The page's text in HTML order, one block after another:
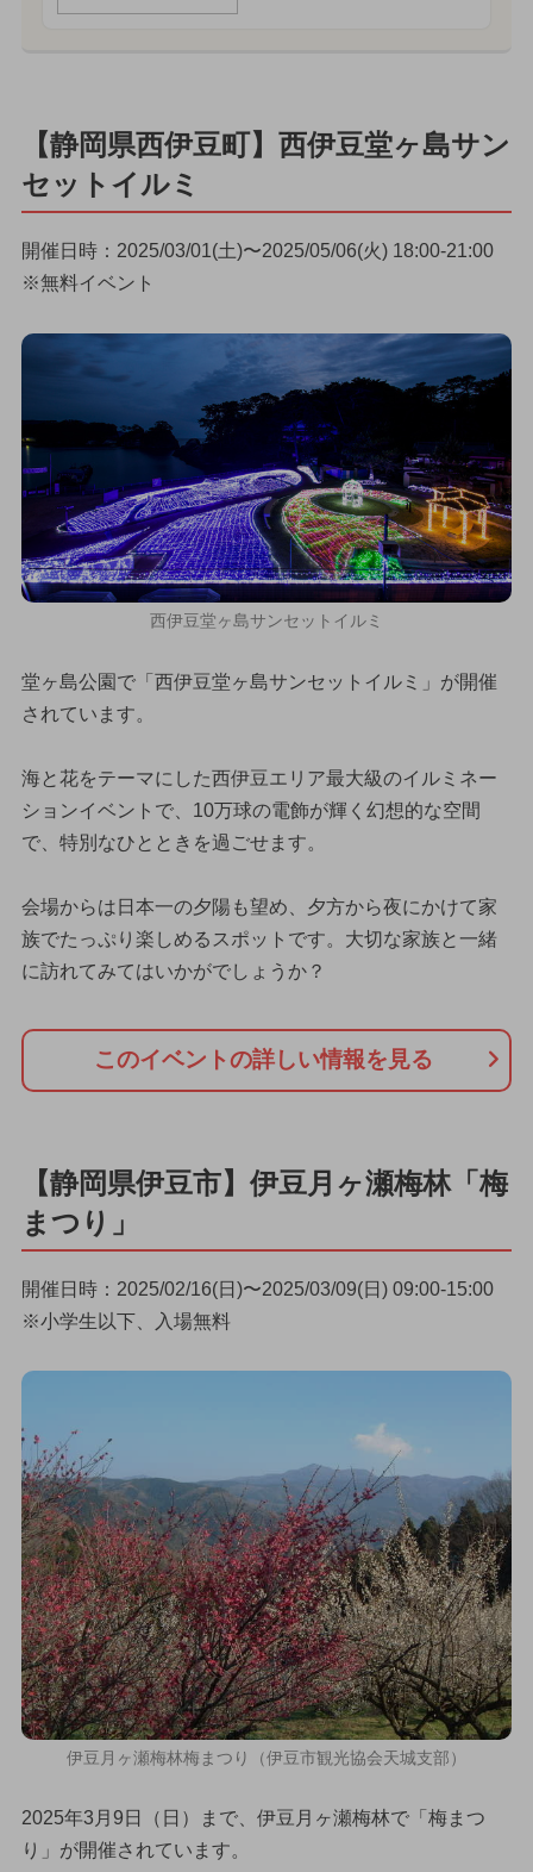
【静岡県西伊豆町】西伊豆堂ヶ島サン
セットイルミ
開催日時：2025/03/01(土)〜2025/05/06(火) 18:00-21:00
※無料イベント
西伊豆堂ヶ島サンセットイルミ
堂ヶ島公園で「西伊豆堂ヶ島サンセットイルミ」が開催
されています。
海と花をテーマにした西伊豆エリア最大級のイルミネー
ションイベントで、10万球の電飾が輝く幻想的な空間
で、特別なひとときを過ごせます。
会場からは日本一の夕陽も望め、夕方から夜にかけて家
族でたっぷり楽しめるスポットです。大切な家族と一緒
に訪れてみてはいかがでしょうか？
このイベントの詳しい情報を見る
【静岡県伊豆市】伊豆月ヶ瀬梅林「梅
まつり」
開催日時：2025/02/16(日)〜2025/03/09(日) 09:00-15:00
※小学生以下、入場無料
伊豆月ヶ瀬梅林梅まつり（伊豆市観光協会天城支部）
2025年3月9日（日）まで、伊豆月ヶ瀬梅林で「梅まつ
り」が開催されています。